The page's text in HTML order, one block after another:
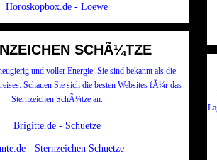
Horoskopbox.de - Loewe
SCHÃ¼TZE
und voller Energie. Sie sind bekannt als die
Schauen Sie sich die besten Websites fÃ¼r das
Sternzeichen SchÃ¼tze an.
Brigitte.de - Schuetze
- Sternzeichen Schuetze